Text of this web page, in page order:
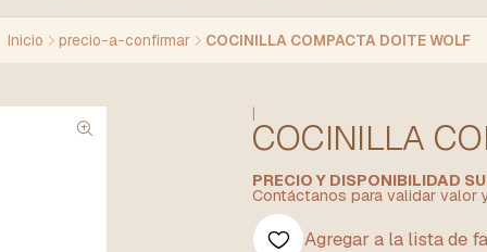
Inicio precio-a-confirmar COCINILLA COMPACTA DOITE WOLF
|
COCINILLA
PRECIO Y DISPONIBILIDAD
Contáctanos para validar valor
Agregar a la lista de